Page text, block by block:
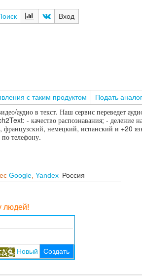
Вход
с таким продуктом Подать
аудио в текст. Наш сервис переведет
- качество распознавания; - деление
французский, немецкий, испанский и +20
телефону.
Google, Yandex Россия
людей!
Новый Создать